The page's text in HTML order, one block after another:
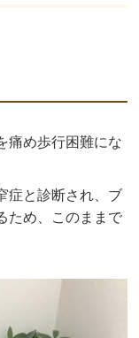
痛め歩行困難にな
症と診断され、ブ
ため、このままで